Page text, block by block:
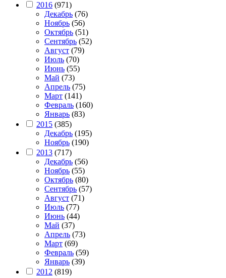
2016 (971)
Декабрь (76)
Ноябрь (56)
Октябрь (51)
Сентябрь (52)
Август (79)
Июль (70)
Июнь (55)
Май (73)
Апрель (75)
Март (141)
Февраль (160)
Январь (83)
2015 (385)
Декабрь (195)
Ноябрь (190)
2013 (717)
Декабрь (56)
Ноябрь (55)
Октябрь (80)
Сентябрь (57)
Август (71)
Июль (77)
Июнь (44)
Май (37)
Апрель (73)
Март (69)
Февраль (59)
Январь (39)
2012 (819)